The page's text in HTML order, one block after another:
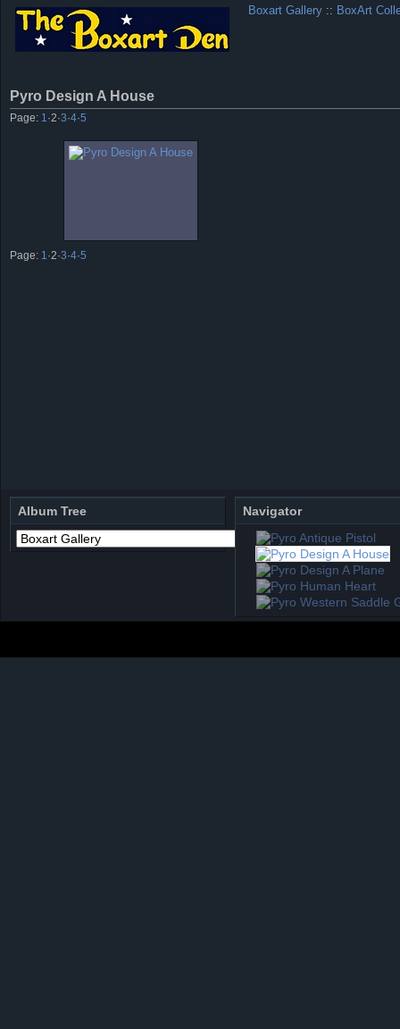
Boxart Gallery :: BoxArt
Pyro Design A House
Page: 1 ·2·3·4·5
Page: 1 ·2·3·4·5
Album Tree Navigator